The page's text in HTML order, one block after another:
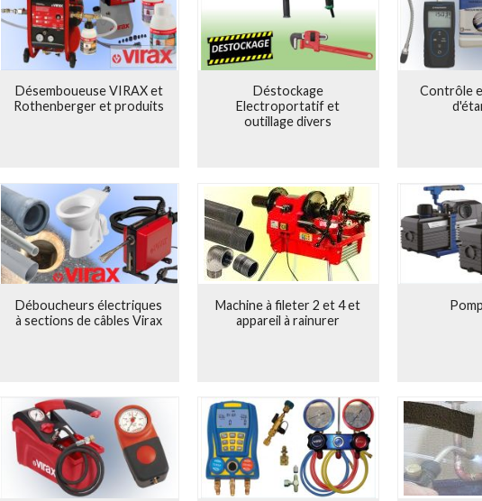
outils, des machines et des techniques de soudage - l'assemblage de tubes était au
l'offre, si bien que l'entreprise ne cesse de croître et s'agrandit à plusieurs reprises en
Lors de l'exposition internationale des techniques sanitaires et de chauffage (ISH)
qui a contribué de manière décisive au succès de l'entreprise. Le système R se
tubes et permettait aux installateurs de raccorder des tuyaux entre eux sans
coudes en L superflus, ce qui permettait d'économiser du temps et du matériel.
des entreprises spécialisées dans les outils tubulaires et les machines. C'est
tubulaires et les technologies connexes, en gardant toujours à l'esprit les utilisateurs
Dates et Chiffres Clés de ROTHENBERGER
1949: Création par l’ingénieur Edwin Rothenberger
2000: Développement & création des filiales internationales
2010: Positionnement familial & identification des 7 valeurs fondamentales :
14 Sites de production
Gamme complète de 6000 produits
Plus de 60% de production interne
Implanté dans plus de 120 pays
8 Marques fortes
Désemboueuse VIRAX et
Rothenberger et produits
Déstockage
Electroportatif et
outillage divers
Contrôle
Déboucheurs électriques
à sections de câbles Virax
Machine à fileter 2 et 4 et
appareil à rainurer